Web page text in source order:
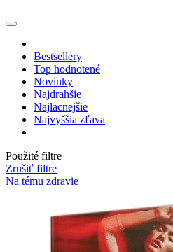
Bestsellery
Top hodnotené
Novinky
Najdrahšie
Najlacnejšie
Najvyššia zľava
Použité filtre
Zrušiť filtre
Na tému zdravie